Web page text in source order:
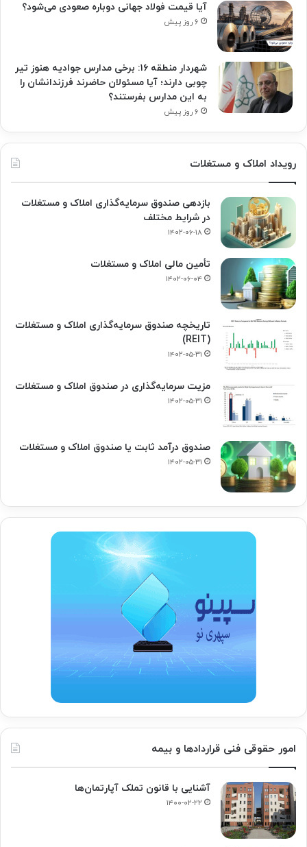
آیا قیمت فولاد جهانی دوباره صعودی می‌شود؟
۶ روز پیش
شهردار منطقه ۱۶: برخی مدارس جوادیه هنوز تیر
چوبی دارند؛ آیا مسئولان حاضرند فرزندانشان را
به این مدارس بفرستند؟
۶ روز پیش
رویداد املاک و مستغلات
بازدهی صندوق سرمایه‌گذاری املاک و مستغلات
در شرایط مختلف
۱۴۰۲-۰۶-۱۸
تأمین مالی املاک و مستغلات
۱۴۰۲-۰۶-۰۴
تاریخچه صندوق سرمایه‌گذاری املاک و مستغلات
(REIT)
۱۴۰۲-۰۵-۳۱
مزیت سرمایه‌گذاری در صندوق املاک و مستغلات
۱۴۰۲-۰۵-۳۱
صندوق درآمد ثابت یا صندوق املاک و مستغلات
۱۴۰۲-۰۵-۳۱
امور حقوقی فنی قراردادها و بیمه
آشنایی با قانون تملک آپارتمان‌ها
۱۴۰۰-۰۲-۲۲